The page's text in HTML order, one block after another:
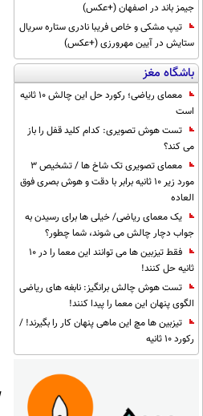
جیمز باند در اصفهان (+عکس)
تیپ مشکی و خاص فریبا نادری ستاره سریال
ستایش در آیین مهرورزی (+عکس)
باشگاه مغز
معمای ریاضی؛ رکورد حل این چالش 10 ثانیه
است
تست هوش تصویری: کدام کلید قفل را باز
می کند؟
معمای تصویری تک شاخ ها / تشخیص 3
مورد زیر 10 ثانیه برابر با دقت و هوش بصری فوق
العاده
یک معمای ریاضی/ خیلی ها برای رسیدن به
جواب دچار چالش می شوند، شما چطور؟
فقط تیزبین ها می توانند این معما را در 10
ثانیه حل کنند!
تست هوش چالش برانگیز: نابغه های ریاضی
الگوی پنهان این معما را پیدا کنند!
تیزبین ها مچ این ماهی پنهان کار را بگیرند! /
رکورد 10 ثانیه